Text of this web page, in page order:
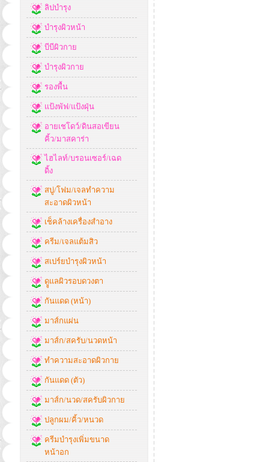
ลิปบำรุง
บำรุงผิวหน้า
บีบีผิวกาย
บำรุงผิวกาย
รองพื้น
แป้งพัฟ/แป้งฝุ่น
อายเชโดว์/ดินสอเขียน
คิ้ว/มาสคาร่า
ไฮไลท์/บรอนเซอร์/เฉด
ดิ้ง
สบู่/โฟม/เจลทำความ
สะอาดผิวหน้า
เช็คล้างเครื่องสำอาง
ครีม/เจลแต้มสิว
สเปร์ยบำรุงผิวหน้า
ดููแลผิวรอบดวงตา
กันแดด (หน้า)
มาส์กแผ่น
มาส์ก/สครับ/นวดหน้า
ทำความสะอาดผิวกาย
กันแดด (ตัว)
มาส์ก/นวด/สครับผิวกาย
ปลูกผม/คิ้ว/หนวด
ครีมบำรุงเพิ่มขนาด
หน้าอก